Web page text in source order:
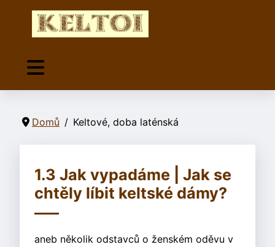
Domů Keltové, doba laténská
1.3 Jak vypadáme | Jak se
chtěly líbit keltské dámy?
aneb několik odstavců o ženském oděvu v